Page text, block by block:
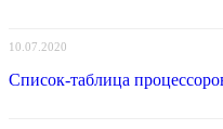
10.07.2020
Список-таблица